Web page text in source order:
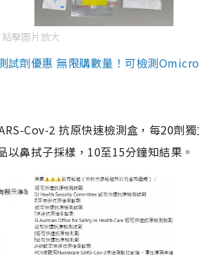
點擊圖片放大
試劑優惠 無限購數量！可檢測
Cov-2 抗原快速檢測盒，每20劑
鼻拭子採樣，10至15分鐘知結果。